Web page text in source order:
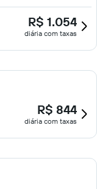
R$ 1.054
diária com taxas
R$ 844
diária com taxas